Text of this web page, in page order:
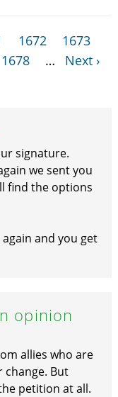
1672
1673
1678 …
Next ›
signature.
we sent you
find the options
and you get
opinion
allies who are
change. But
petition at all.